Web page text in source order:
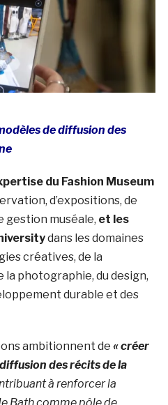
de diffusion des
du Fashion Museum
d’expositions, de
gestion muséale, et les
dans les domaines
créatives, de la
la photographie, du design,
durable et des
ambitionnent de « créer
des récits de la
à renforcer la